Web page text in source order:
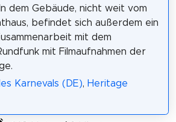
dem Gebäude, nicht weit vom
befindet sich außerdem ein
mit dem
mit Filmaufnahmen der
Karnevals (DE), Heritage